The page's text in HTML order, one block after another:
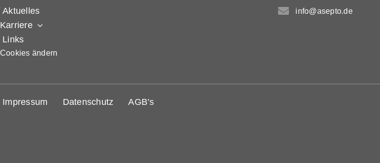
Aktuelles
Karriere
Links
Cookies ändern
info@asepto.de
Impressum Datenschutz AGB’s